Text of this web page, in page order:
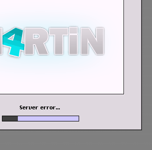
Server error...